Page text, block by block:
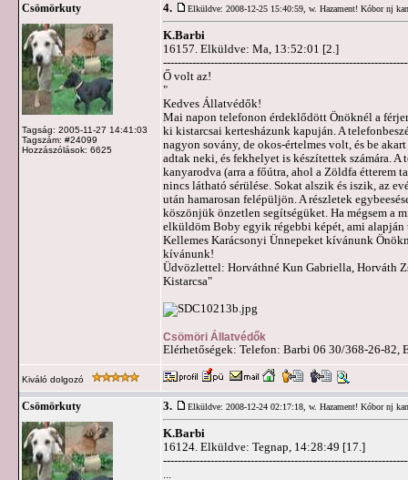
Csömörkuty
Tagság: 2005-11-27 14:41:03
Tagszám: #24099
Hozzászólások: 6625
4. Elküldve: 2008-12-25 15:40:59, w. Hazament! Kóbor nj
K.Barbi
16157. Elküldve: Ma, 13:52:01 [2.]
Ő volt az!
"
Kedves Állatvédők!
Mai napon telefonon érdeklődött Önöknél a
ki kistarcsai kertesházunk kapuján. A
nagyon sovány, de okos-értelmes volt, és be
adtak neki, és fekhelyet is készítettek számára.
kanyarodva (arra a főútra, ahol a Zöldfa étterem
nincs látható sérülése. Sokat alszik és iszik, az
után hamarosan felépüljön. A részletek
köszönjük önzetlen segítségüket. Ha mégsem a
elküldöm Boby egyik régebbi képét, ami
Kellemes Karácsonyi Ünnepeket kívánunk
kívánunk!
Üdvözlettel: Horváthné Kun Gabriella, Horváth
Kistarcsa"
Csömöri Állatvédők
Elérhetőségek: Telefon: Barbi 06 30/368-26-82,
Kiváló dolgozó
Csömörkuty 3. Elküldve: 2008-12-24 02:17:18, w. Hazament! Kóbor nj
K.Barbi
16124. Elküldve: Tegnap, 14:28:49 [17.]